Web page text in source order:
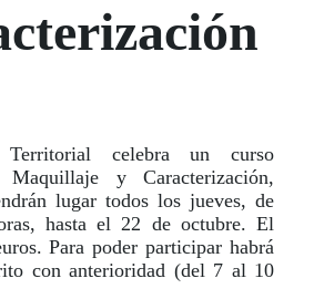
celebra un curso
y Caracterización,
lugar todos los jueves, de
hasta el 22 de octubre. El
Para poder participar habrá
con anterioridad (del 7 al 10